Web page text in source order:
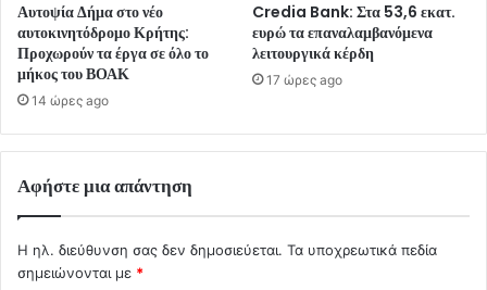
Αυτοψία Δήμα στο νέο
αυτοκινητόδρομο Κρήτης:
Προχωρούν τα έργα σε όλο το
μήκος του ΒΟΑΚ
14 ώρες ago
Credia Bank: Στα 53,6 εκατ.
ευρώ τα επαναλαμβανόμενα
λειτουργικά κέρδη
17 ώρες ago
Αφήστε μια απάντηση
Η ηλ. διεύθυνση σας δεν δημοσιεύεται. Τα υποχρεωτικά πεδία
σημειώνονται με *